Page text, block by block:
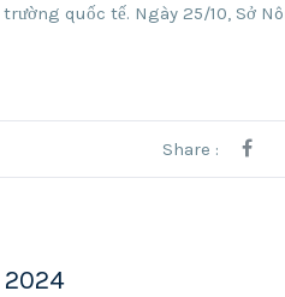
quốc tế. Ngày 25/10, Sở
Share :
2024